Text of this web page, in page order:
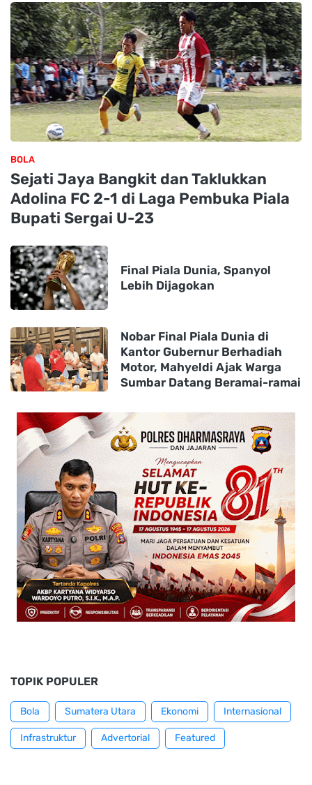
BOLA
Sejati Jaya Bangkit dan Taklukkan
Adolina FC 2-1 di Laga Pembuka Piala
Bupati Sergai U-23
Final Piala Dunia, Spanyol
Lebih Dijagokan
Nobar Final Piala Dunia di
Kantor Gubernur Berhadiah
Motor, Mahyeldi Ajak Warga
Sumbar Datang Beramai-ramai
TOPIK POPULER
Bola Sumatera Utara Ekonomi Internasional
Infrastruktur Advertorial Featured